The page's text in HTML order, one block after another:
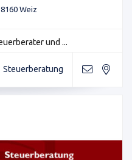
Weiz
und ...
Steuerberatung